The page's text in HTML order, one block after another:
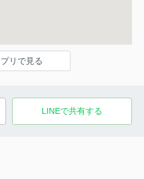
リで見る
LINEで共有する